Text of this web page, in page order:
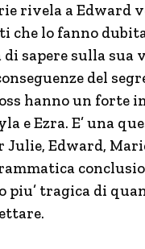
rivela a Edward
che lo fanno
di sapere sulla sua
del
hanno un forte
e Ezra. E’ una
Julie, Edward,
piu’ tragica di